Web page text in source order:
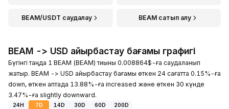
BEAM/USDT саудалау BEAM сатып алу
BEAM -> USD айырбастау бағамы графигі
Бүгінгі таңда 1 BEAM (BEAM) тиыны 0.008864$-ға саудаланып
жатыр. BEAM -> USD айырбастау бағамы өткен 24 сағатта 0.15%-ға
down, өткен аптада 13.88%-ға increased және өткен 30 күнде
3.47%-ға slightly downward.
24H 7D 14D 30D 60D
200D